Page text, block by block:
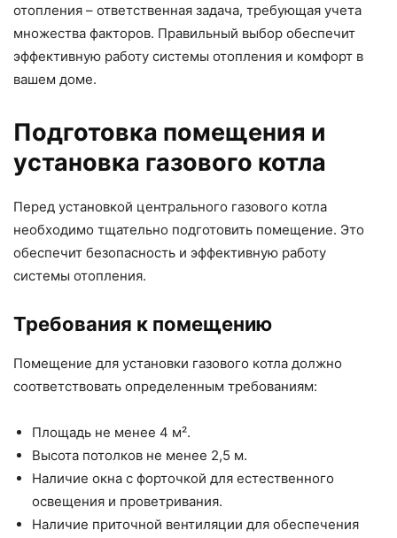
отопления – ответственная задача, требующая учета
множества факторов. Правильный выбор обеспечит
эффективную работу системы отопления и комфорт в
вашем доме.
Подготовка помещения и
установка газового котла
Перед установкой центрального газового котла
необходимо тщательно подготовить помещение. Это
обеспечит безопасность и эффективную работу
системы отопления.
Требования к помещению
Помещение для установки газового котла должно
соответствовать определенным требованиям:
Площадь не менее 4 м².
Высота потолков не менее 2,5 м.
Наличие окна с форточкой для естественного
освещения и проветривания.
Наличие приточной вентиляции для обеспечения